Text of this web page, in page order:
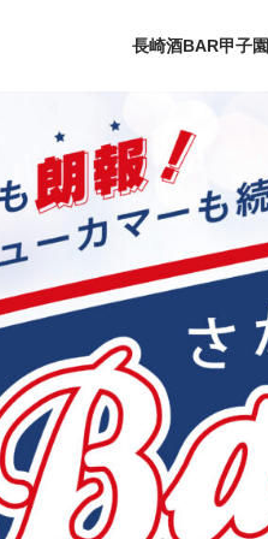
長崎酒BAR甲子園